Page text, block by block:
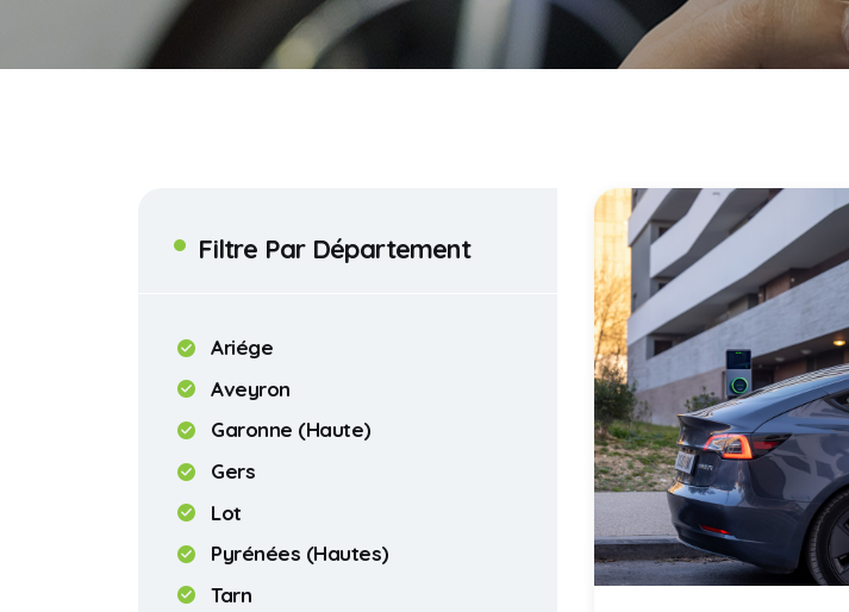
Filtre Par Département
Ariége
Aveyron
Garonne (Haute)
Gers
Lot
Pyrénées (Hautes)
Tarn